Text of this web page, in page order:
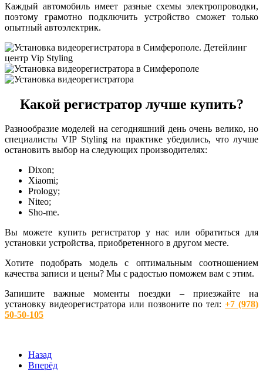
Каждый автомобиль имеет разные схемы электропроводки,
поэтому грамотно подключить устройство сможет только
опытный автоэлектрик.
Какой регистратор лучше купить?
Разнообразие моделей на сегодняшний день очень велико, но
специалисты VIP Styling на практике убедились, что лучше
остановить выбор на следующих производителях:
Dixon;
Xiaomi;
Prology;
Niteo;
Sho-me.
Вы можете купить регистратор у нас или обратиться для
установки устройства, приобретенного в другом месте.
Хотите подобрать модель с оптимальным соотношением
качества записи и цены? Мы с радостью поможем вам с этим.
Запишите важные моменты поездки – приезжайте на
установку видеорегистратора или позвоните по тел:+7 (978)
50-50-105
Назад
Вперёд